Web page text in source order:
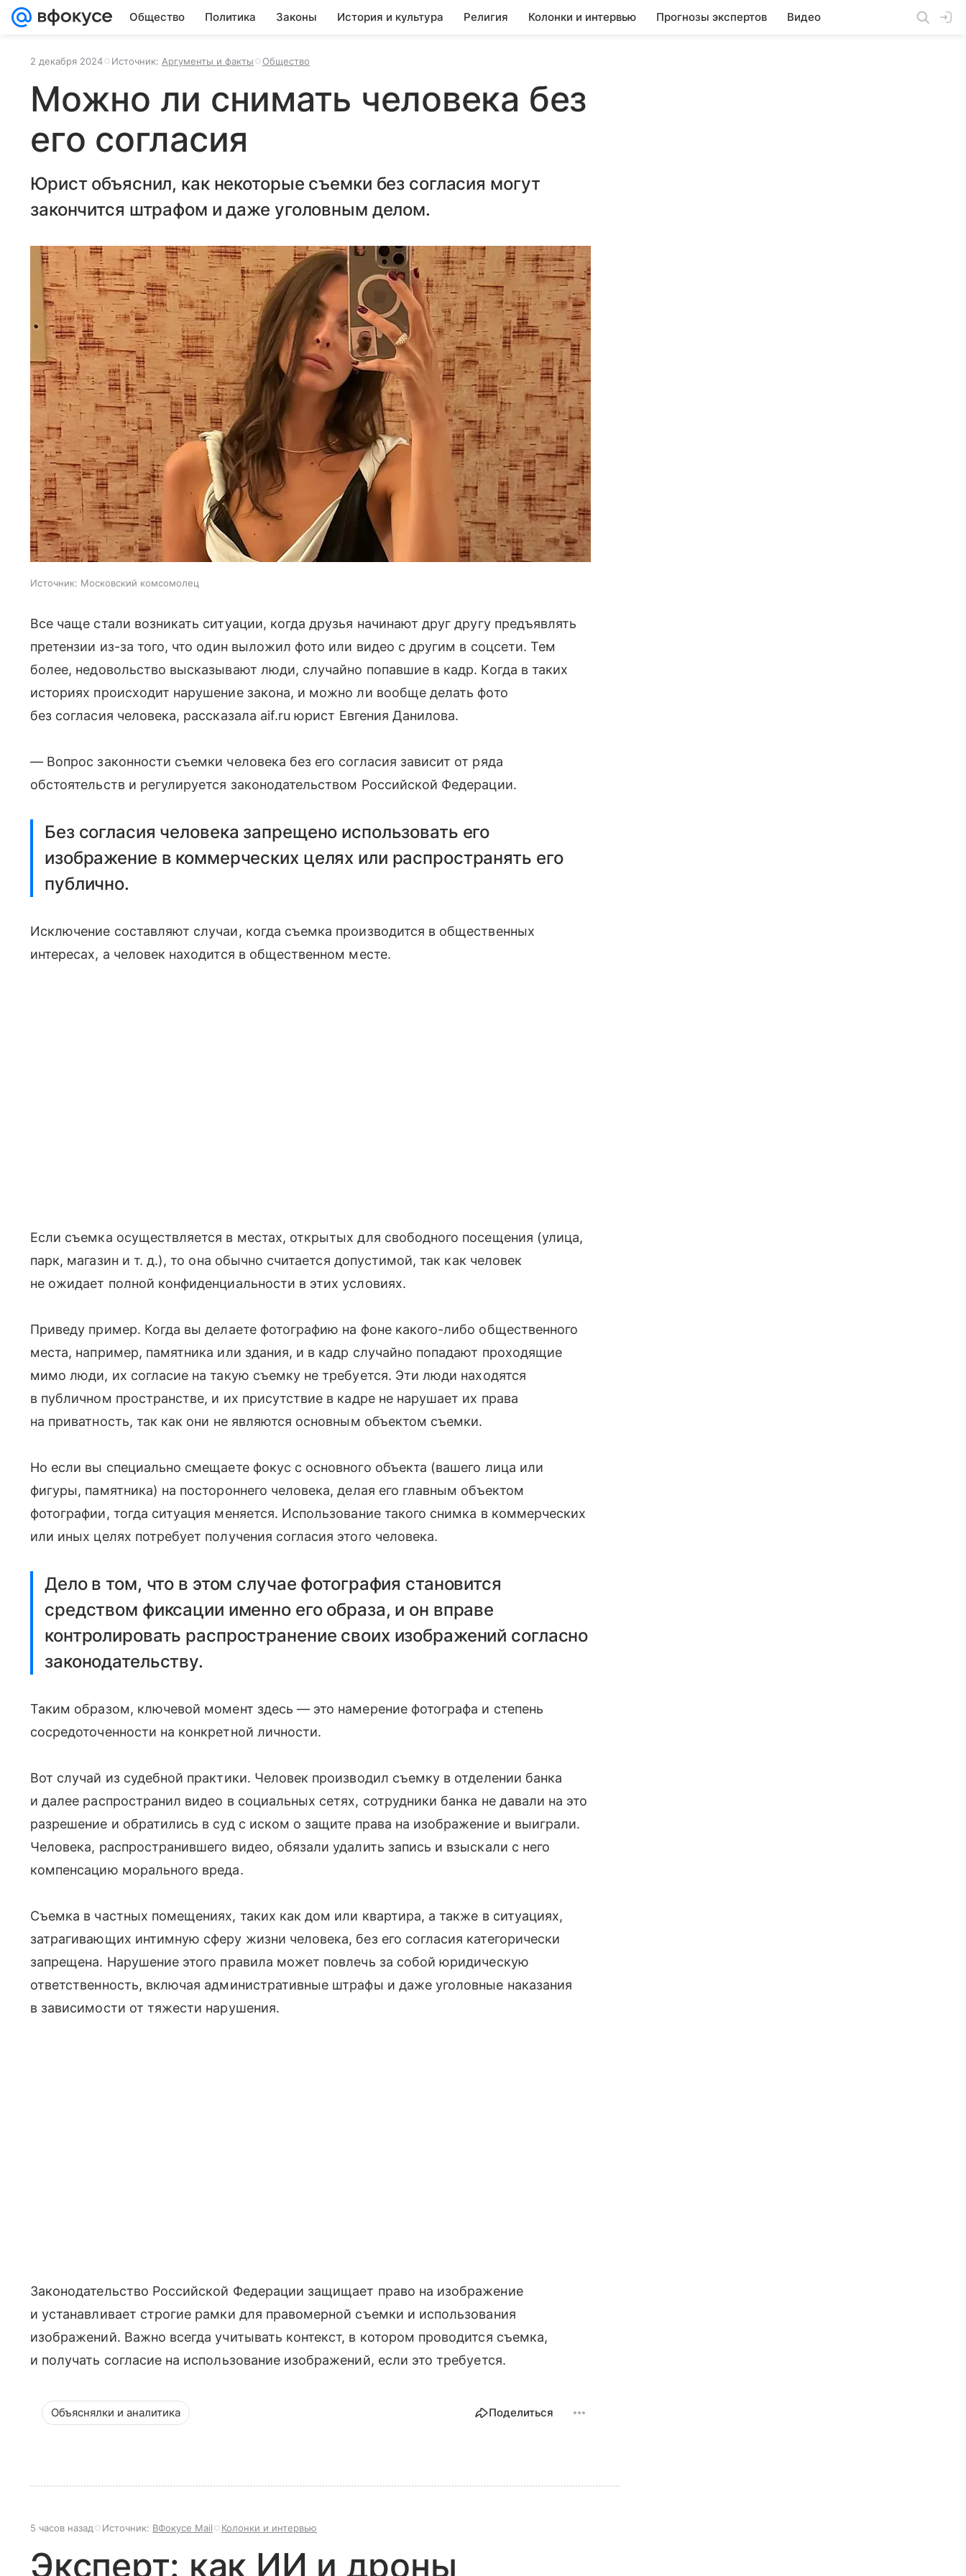
Общество Политика Законы История и культура Религия Колонки и интервью Прогнозы экспертов Видео
2 декабря 2024 Источник: Аргументы и факты Общество
Можно ли снимать человека без
его согласия
Юрист объяснил, как некоторые съемки без согласия могут
закончится штрафом и даже уголовным делом.
Источник: Московский комсомолец
Все чаще стали возникать ситуации, когда друзья начинают друг другу предъявлять
претензии из-за того, что один выложил фото или видео с другим в соцсети. Тем
более, недовольство высказывают люди, случайно попавшие в кадр. Когда в таких
историях происходит нарушение закона, и можно ли вообще делать фото
без согласия человека, рассказала aif.ru юрист Евгения Данилова.
— Вопрос законности съемки человека без его согласия зависит от ряда
обстоятельств и регулируется законодательством Российской Федерации.
Без согласия человека запрещено использовать его
изображение в коммерческих целях или распространять его
публично.
Исключение составляют случаи, когда съемка производится в общественных
интересах, а человек находится в общественном месте.
Если съемка осуществляется в местах, открытых для свободного посещения (улица,
парк, магазин и т. д.), то она обычно считается допустимой, так как человек
не ожидает полной конфиденциальности в этих условиях.
Приведу пример. Когда вы делаете фотографию на фоне какого-либо общественного
места, например, памятника или здания, и в кадр случайно попадают проходящие
мимо люди, их согласие на такую съемку не требуется. Эти люди находятся
в публичном пространстве, и их присутствие в кадре не нарушает их права
на приватность, так как они не являются основным объектом съемки.
Но если вы специально смещаете фокус с основного объекта (вашего лица или
фигуры, памятника) на постороннего человека, делая его главным объектом
фотографии, тогда ситуация меняется. Использование такого снимка в коммерческих
или иных целях потребует получения согласия этого человека.
Дело в том, что в этом случае фотография становится
средством фиксации именно его образа, и он вправе
контролировать распространение своих изображений согласно
законодательству.
Таким образом, ключевой момент здесь — это намерение фотографа и степень
сосредоточенности на конкретной личности.
Вот случай из судебной практики. Человек производил съемку в отделении банка
и далее распространил видео в социальных сетях, сотрудники банка не давали на это
разрешение и обратились в суд с иском о защите права на изображение и выиграли.
Человека, распространившего видео, обязали удалить запись и взыскали с него
компенсацию морального вреда.
Съемка в частных помещениях, таких как дом или квартира, а также в ситуациях,
затрагивающих интимную сферу жизни человека, без его согласия категорически
запрещена. Нарушение этого правила может повлечь за собой юридическую
ответственность, включая административные штрафы и даже уголовные наказания
в зависимости от тяжести нарушения.
Законодательство Российской Федерации защищает право на изображение
и устанавливает строгие рамки для правомерной съемки и использования
изображений. Важно всегда учитывать контекст, в котором проводится съемка,
и получать согласие на использование изображений, если это требуется.
Объяснялки и аналитика Поделиться
5 часов назад Источник: ВФокусе Mail Колонки и интервью
Эксперт: как ИИ и дроны